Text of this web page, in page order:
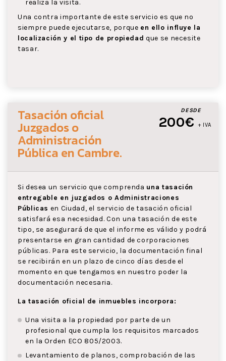
realiza la visita.
Una contra importante de este servicio es que no
siempre puede ejecutarse, porque en ello influye la
localización y el tipo de propiedad que se necesite
tasar.
DESDE
200€ + IVA
Tasación oficial
Juzgados o
Administración
Pública en Cambre.
Si desea un servicio que comprenda una tasación
entregable en juzgados o Administraciones
Públicas en Ciudad, el servicio de tasación oficial
satisfará esa necesidad. Con una tasación de este
tipo, se asegurará de que el informe es válido y podrá
presentarse en gran cantidad de corporaciones
públicas. Para este servicio, la documentación final
se recibirán en un plazo de cinco días desde el
momento en que tengamos en nuestro poder la
documentación necesaria.
La tasación oficial de inmuebles incorpora:
Una visita a la propiedad por parte de un
profesional que cumpla los requisitos marcados
en la Orden ECO 805/2003.
Levantamiento de planos, comprobación de las